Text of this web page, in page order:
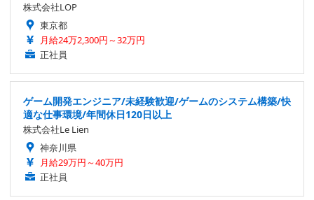
株式会社LOP
東京都
月給24万2,300円～32万円
正社員
ゲーム開発エンジニア/未経験歓迎/ゲームのシステム構築/快
適な仕事環境/年間休日120日以上
株式会社Le Lien
神奈川県
月給29万円～40万円
正社員